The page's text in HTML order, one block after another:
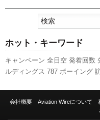
ホット・キーワード
キャンペーン 全日空 発着回数
ルディングス 787 ボーイング
田空港 旅客数 スターフライヤ
会社概要 Aviation Wireについて